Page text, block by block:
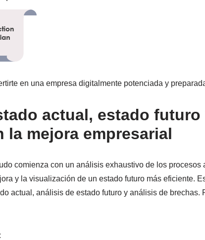
en una empresa digitalmente potenciada y
actual, estado
la mejora empresarial
comienza con un análisis exhaustivo de los procesos
y la visualización de un estado futuro más eficiente.
actual, análisis de estado futuro y análisis de brechas.